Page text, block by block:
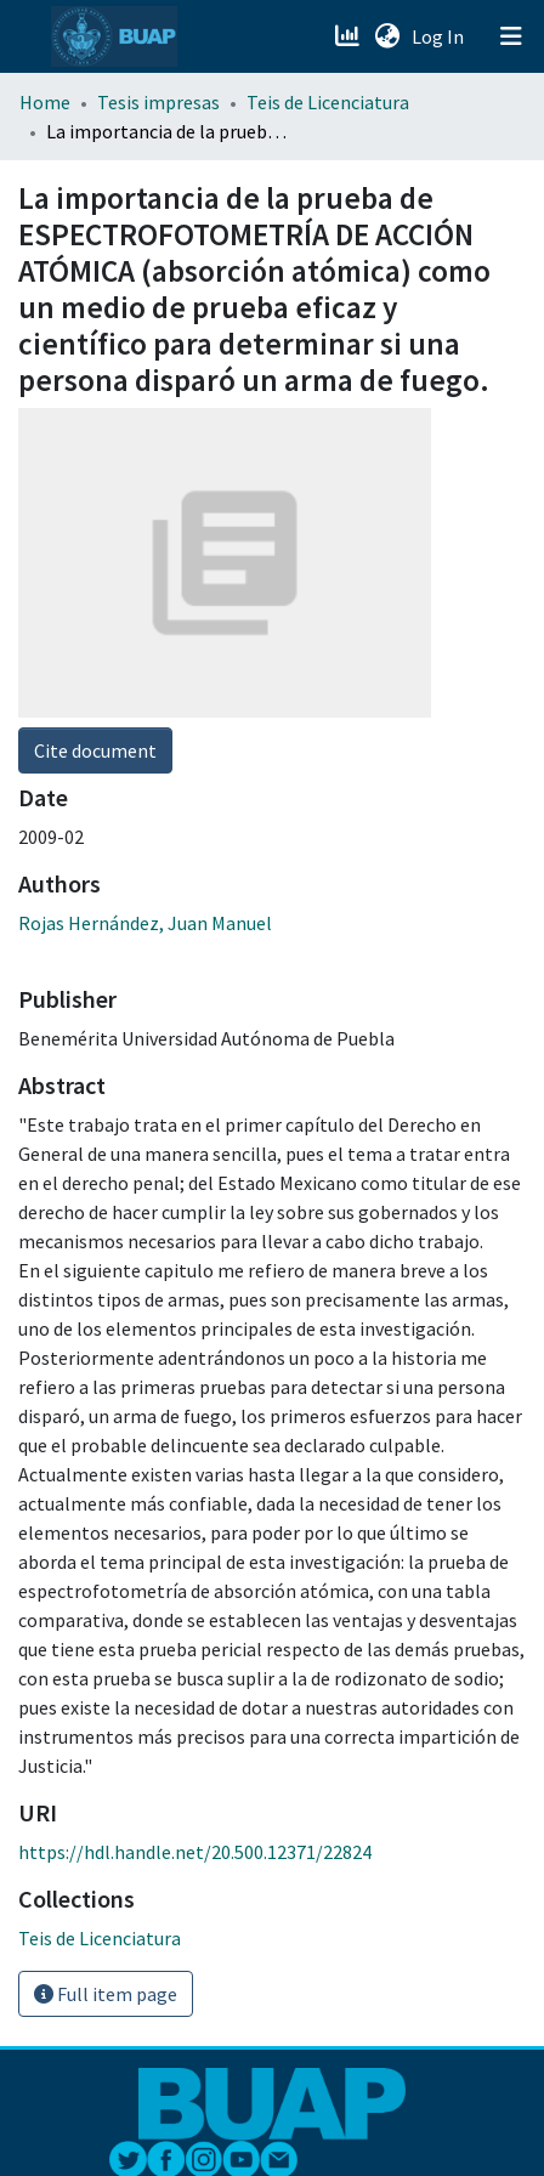
Log In (current)
menu.section.about_menu
Home Tesis impresas
Teis de Licenciatura
La importancia de la prueba de ESPECTROFOTOMETRÍA DE ACCIÓN ATÓMICA (absorción atómica) como un medio de prueba eficaz y científico para determinar si una persona disparó un arma de fuego.
La importancia de la prueba de
ESPECTROFOTOMETRÍA DE ACCIÓN
ATÓMICA (absorción atómica) como
un medio de prueba eficaz y
científico para determinar si una
persona disparó un arma de fuego.
Cite document
Date
2009-02
Authors
Rojas Hernández, Juan Manuel
Publisher
Benemérita Universidad Autónoma de Puebla
Abstract
"Este trabajo trata en el primer capítulo del Derecho en
General de una manera sencilla, pues el tema a tratar entra
en el derecho penal; del Estado Mexicano como titular de ese
derecho de hacer cumplir la ley sobre sus gobernados y los
mecanismos necesarios para llevar a cabo dicho trabajo.
En el siguiente capitulo me refiero de manera breve a los
distintos tipos de armas, pues son precisamente las armas,
uno de los elementos principales de esta investigación.
Posteriormente adentrándonos un poco a la historia me
refiero a las primeras pruebas para detectar si una persona
disparó, un arma de fuego, los primeros esfuerzos para hacer
que el probable delincuente sea declarado culpable.
Actualmente existen varias hasta llegar a la que considero,
actualmente más confiable, dada la necesidad de tener los
elementos necesarios, para poder por lo que último se
aborda el tema principal de esta investigación: la prueba de
espectrofotometría de absorción atómica, con una tabla
comparativa, donde se establecen las ventajas y desventajas
que tiene esta prueba pericial respecto de las demás pruebas,
con esta prueba se busca suplir a la de rodizonato de sodio;
pues existe la necesidad de dotar a nuestras autoridades con
instrumentos más precisos para una correcta impartición de
Justicia."
URI
https://hdl.handle.net/20.500.12371/22824
Collections
Teis de Licenciatura
Full item page